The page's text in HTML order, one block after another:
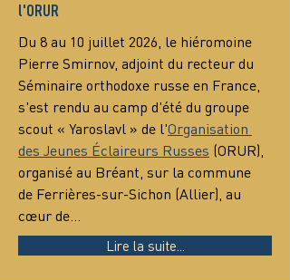
l'ORUR
Du 8 au 10 juillet 2026, le hiéromoine
Pierre Smirnov, adjoint du recteur du
Séminaire orthodoxe russe en France,
s'est rendu au camp d'été du groupe
scout « Yaroslavl » de l'Organisation
des Jeunes Éclaireurs Russes (ORUR),
organisé au Bréant, sur la commune
de Ferrières-sur-Sichon (Allier), au
cœur de…
Lire la suite...